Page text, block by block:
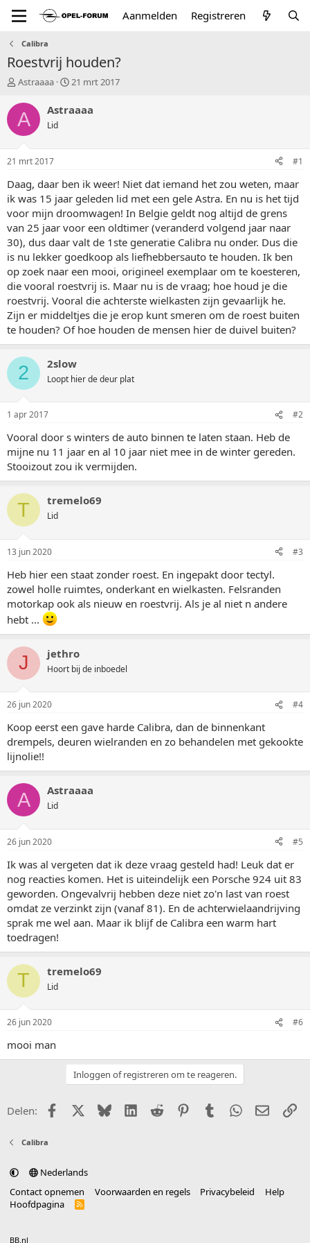
Aanmelden Registreren
Calibra
Roestvrij houden?
T
p
i
a
r
e
r
Astraaaa
S
a
u
21 mrt 2017
A Astraaaa
Lid
21 mrt 2017 #1
Daag, daar ben ik weer! Niet dat iemand het zou weten, maar
ik was 15 jaar geleden lid met een gele Astra. En nu is het tijd
voor mijn droomwagen! In Belgie geldt nog altijd de grens
van 25 jaar voor een oldtimer (veranderd volgend jaar naar
30), dus daar valt de 1ste generatie Calibra nu onder. Dus die
is nu lekker goedkoop als liefhebbersauto te houden. Ik ben
op zoek naar een mooi, origineel exemplaar om te koesteren,
die vooral roestvrij is. Maar nu is de vraag; hoe houd je die
roestvrij. Vooral die achterste wielkasten zijn gevaarlijk he.
Zijn er middeltjes die je erop kunt smeren om de roest buiten
te houden? Of hoe houden de mensen hier de duivel buiten?
2 2slow
Loopt hier de deur plat
1 apr 2017 #2
Vooral door s winters de auto binnen te laten staan. Heb de
mijne nu 11 jaar en al 10 jaar niet mee in de winter gereden.
Stooizout zou ik vermijden.
T tremelo69
Lid
13 jun 2020 #3
Heb hier een staat zonder roest. En ingepakt door tectyl.
zowel holle ruimtes, onderkant en wielkasten. Felsranden
motorkap ook als nieuw en roestvrij. Als je al niet n andere
hebt ...
J jethro
Hoort bij de inboedel
26 jun 2020 #4
Koop eerst een gave harde Calibra, dan de binnenkant
drempels, deuren wielranden en zo behandelen met gekookte
lijnolie!!
A Astraaaa
Lid
26 jun 2020 #5
Ik was al vergeten dat ik deze vraag gesteld had! Leuk dat er
nog reacties komen. Het is uiteindelijk een Porsche 924 uit 83
geworden. Ongevalvrij hebben deze niet zo'n last van roest
omdat ze verzinkt zijn (vanaf 81). En de achterwielaandrijving
sprak me wel aan. Maar ik blijf de Calibra een warm hart
toedragen!
T tremelo69
Lid
26 jun 2020 #6
mooi man
Inloggen of registreren om te reageren.
Delen: FacebookX (Twitter)
BlueskyLinkedIn
Reddit PinterestTumblr WhatsApp
E-mail
Calibra
Nederlands
Contact opnemen
Voorwaarden en regels Privacybeleid
Help
Hoofdpagina
R
BB.nl